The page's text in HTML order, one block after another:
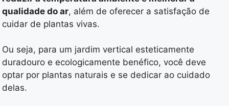
qualidade do ar, além de oferecer a satisfação de
cuidar de plantas vivas.
Ou seja, para um jardim vertical esteticamente
duradouro e ecologicamente benéfico, você deve
optar por plantas naturais e se dedicar ao cuidado
delas.